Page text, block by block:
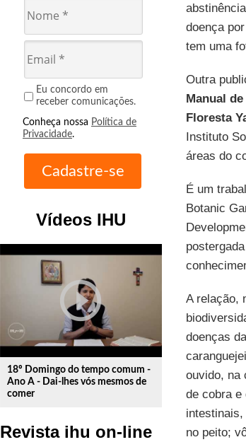
Eu concordo em
receber comunicações.
Conheça nossa Política de
Privacidade.
Vídeos IHU
play_circle_outline
18º Domingo do tempo comum -
Ano A - Dai-lhes vós mesmos de
comer
Revista ihu on-line
doença
tem uma
Outra
Manual
Floresta
Instituto
áreas do
É um
Botanic
A relação,
doenças
ouvido, na
de cobra e
no peito;